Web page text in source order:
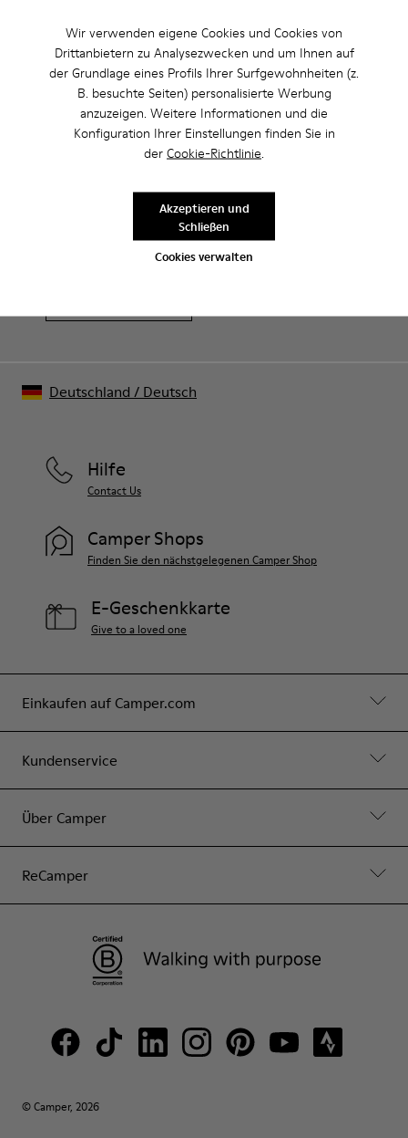
Wir verwenden eigene Cookies und Cookies von
Drittanbietern zu Analysezwecken und um Ihnen auf
der Grundlage eines Profils Ihrer Surfgewohnheiten (z.
B. besuchte Seiten) personalisierte Werbung
anzuzeigen. Weitere Informationen und die
Konfiguration Ihrer Einstellungen finden Sie in
der Cookie-Richtlinie.
Cookies verwalten
Akzeptieren und
Schließen
CAMPER HERREN SCHUHE SLIPPER SLIPPER FÜR HERREN
Sale: Jetzt zusätzlich 10% Nachlass
Richtig gelesen. Als Teil unserer Community kommen Sie in den
Genuss von exklusiven Vorteilen, darunter Preisnachlässe,
Zugang zum Vorverkauf, Veranstaltungseinladungen. Und das ist
Einkaufen auf Camper.com
Kundenservice
Über Camper
ReCamper
Hilfe
Contact Us
Camper Shops
Finden Sie den nächstgelegenen Camper Shop
E-Geschenkkarte
Give to a loved one
© Camper, 2026
Deutschland / Deutsch